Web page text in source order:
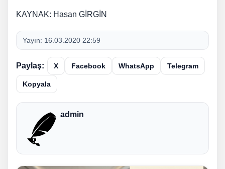
KAYNAK: Hasan GİRGİN
Yayın: 16.03.2020 22:59
Paylaş: X Facebook WhatsApp Telegram
Kopyala
admin